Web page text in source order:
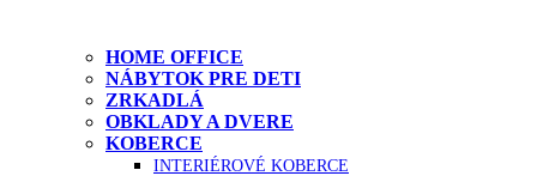
HOME OFFICE
NÁBYTOK PRE DETI
ZRKADLÁ
OBKLADY A DVERE
KOBERCE
INTERIÉROVÉ KOBERCE